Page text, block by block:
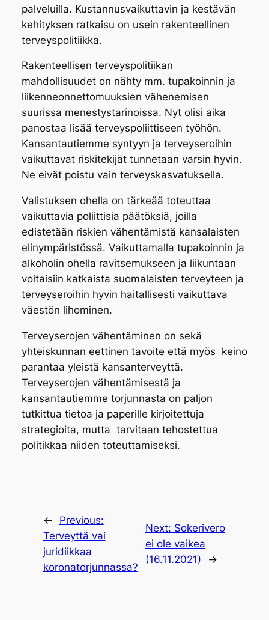
palveluilla. Kustannusvaikuttavin ja kestävän
kehityksen ratkaisu on usein rakenteellinen
terveyspolitiikka.
Rakenteellisen terveyspolitiikan
mahdollisuudet on nähty mm. tupakoinnin ja
liikenneonnettomuuksien vähenemisen
suurissa menestystarinoissa. Nyt olisi aika
panostaa lisää terveyspoliittiseen työhön.
Kansantautiemme syntyyn ja terveyseroihin
vaikuttavat riskitekijät tunnetaan varsin hyvin.
Ne eivät poistu vain terveyskasvatuksella.
Valistuksen ohella on tärkeää toteuttaa
vaikuttavia poliittisia päätöksiä, joilla
edistetään riskien vähentämistä kansalaisten
elinympäristössä. Vaikuttamalla tupakoinnin ja
alkoholin ohella ravitsemukseen ja liikuntaan
voitaisiin katkaista suomalaisten terveyteen ja
terveyseroihin hyvin haitallisesti vaikuttava
väestön lihominen.
Terveyserojen vähentäminen on sekä
yhteiskunnan eettinen tavoite että myös keino
parantaa yleistä kansanterveyttä.
Terveyserojen vähentämisestä ja
kansantautiemme torjunnasta on paljon
tutkittua tietoa ja paperille kirjoitettuja
strategioita, mutta tarvitaan tehostettua
politikkaa niiden toteuttamiseksi.
←
Previous:
Terveyttä vai
juridiikkaa
koronatorjunnassa?
Next: Sokerivero
ei ole vaikea
(16.11.2021)
→